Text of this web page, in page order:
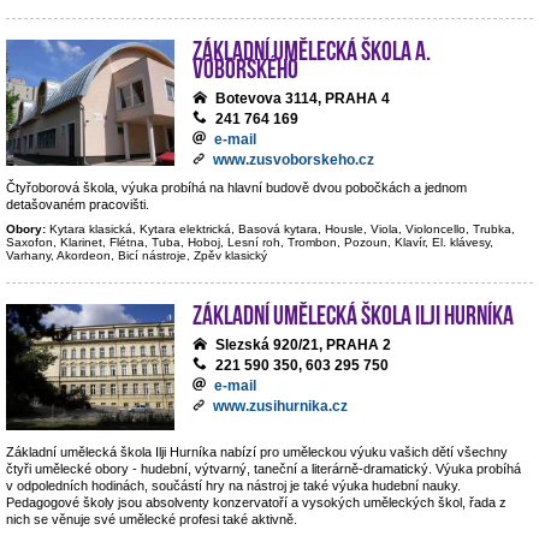
Základní umělecká škola A.
Voborského
Botevova 3114, PRAHA 4
241 764 169
e-mail
www.zusvoborskeho.cz
Čtyřoborová škola, výuka probíhá na hlavní budově dvou pobočkách a jednom
detašovaném pracovišti.
Obory: Kytara klasická, Kytara elektrická, Basová kytara, Housle, Viola, Violoncello, Trubka,
Saxofon, Klarinet, Flétna, Tuba, Hoboj, Lesní roh, Trombon, Pozoun, Klavír, El. klávesy,
Varhany, Akordeon, Bicí nástroje, Zpěv klasický
Základní umělecká škola Ilji Hurníka
Slezská 920/21, PRAHA 2
221 590 350, 603 295 750
e-mail
www.zusihurnika.cz
Základní umělecká škola Ilji Hurníka nabízí pro uměleckou výuku vašich dětí všechny
čtyři umělecké obory - hudební, výtvarný, taneční a literárně-dramatický. Výuka probíhá
v odpoledních hodinách, součástí hry na nástroj je také výuka hudební nauky.
Pedagogové školy jsou absolventy konzervatoří a vysokých uměleckých škol, řada z
nich se věnuje své umělecké profesi také aktivně.